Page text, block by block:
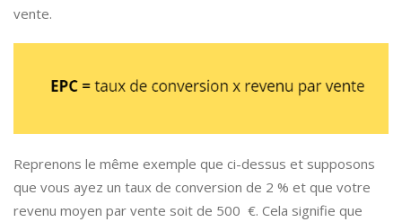
vente.
Reprenons le même exemple que ci-dessus et supposons
que vous ayez un taux de conversion de 2 % et que votre
revenu moyen par vente soit de 500 €. Cela signifie que